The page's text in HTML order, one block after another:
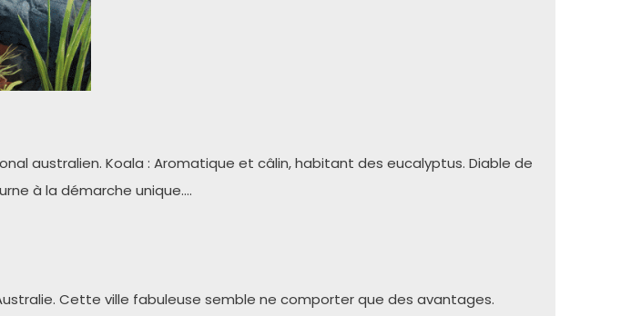
australien. Koala : Aromatique et câlin, habitant des eucalyptus. Diable de
à la démarche unique.…
Cette ville fabuleuse semble ne comporter que des avantages.